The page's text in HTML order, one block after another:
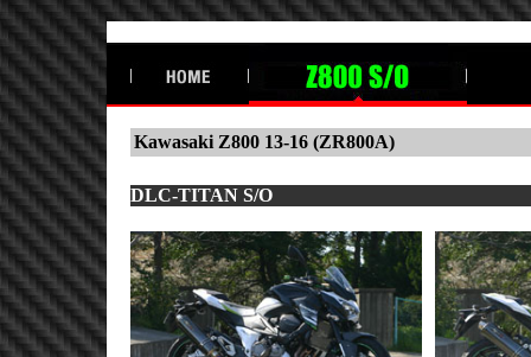
Kawasaki Z800 13-16 (ZR800A)
DLC-TITAN S/O